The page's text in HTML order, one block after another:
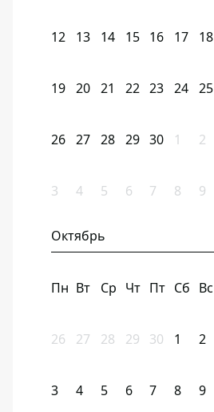
12 13 14 15 16 17 18
19 20 21 22 23 24 25
26 27 28 29 30 1 2
3 4 5 6 7 8 9
Октябрь
Пн Вт Ср Чт Пт Сб Вс
26 27 28 29 30 1 2
3 4 5 6 7 8 9